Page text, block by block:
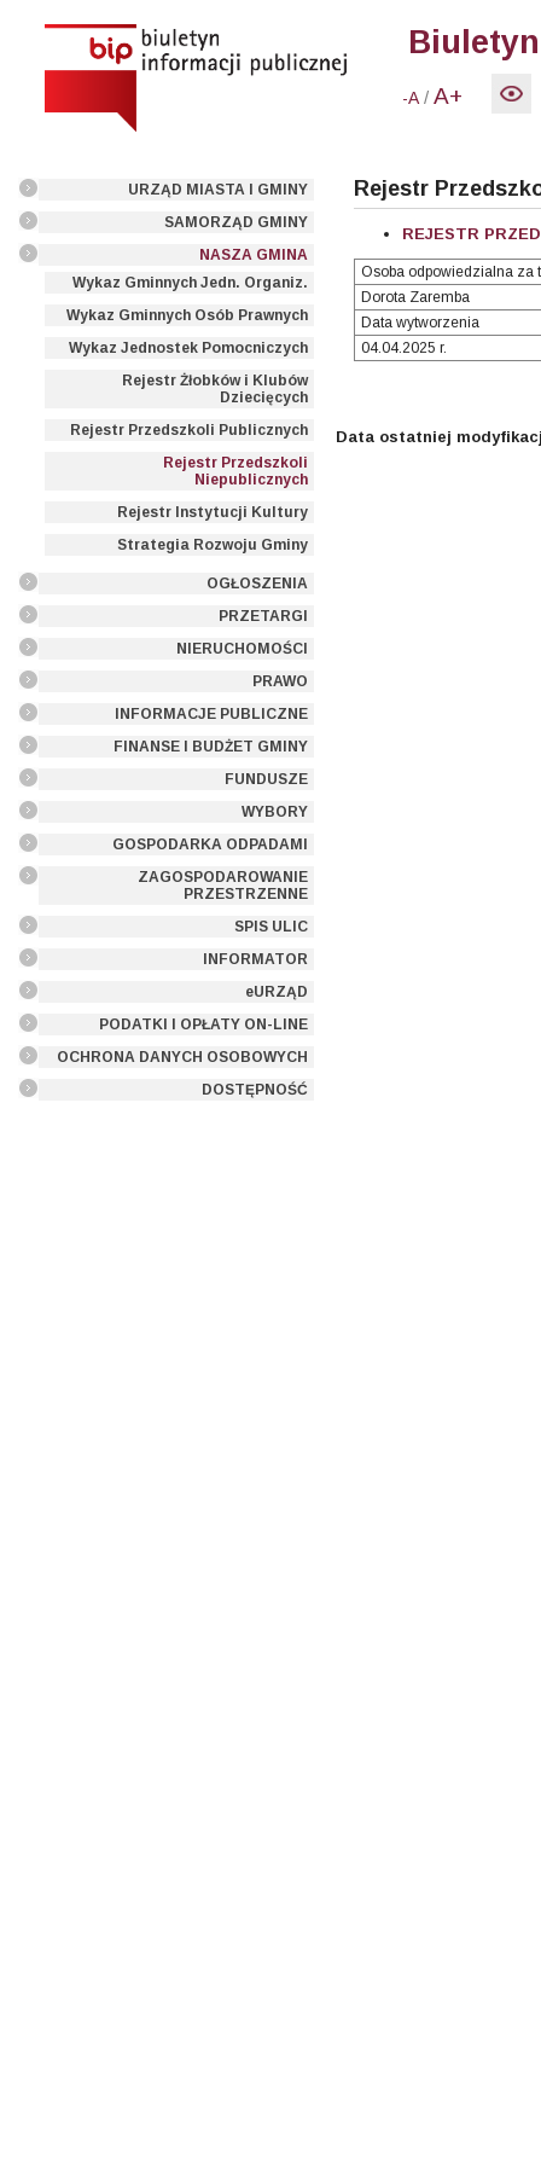
-A /A+
URZĄD MIASTA I GMINY
SAMORZĄD GMINY
NASZA GMINA
Wykaz Gminnych Jedn. Organiz.
Wykaz Gminnych Osób Prawnych
Wykaz Jednostek Pomocniczych
Rejestr Żłobków i Klubów
Dziecięcych
Rejestr Przedszkoli Publicznych
Rejestr Przedszkoli
Niepublicznych
Rejestr Instytucji Kultury
Strategia Rozwoju Gminy
OGŁOSZENIA
PRZETARGI
NIERUCHOMOŚCI
PRAWO
INFORMACJE PUBLICZNE
FINANSE I BUDŻET GMINY
FUNDUSZE
WYBORY
GOSPODARKA ODPADAMI
ZAGOSPODAROWANIE
PRZESTRZENNE
SPIS ULIC
INFORMATOR
eURZĄD
PODATKI I OPŁATY ON-LINE
OCHRONA DANYCH OSOBOWYCH
DOSTĘPNOŚĆ
Rejestr
REJESTR
Osoba odpowiedzialna za
Dorota Zaremba
Data wytworzenia
04.04.2025 r.
Data ostatniej